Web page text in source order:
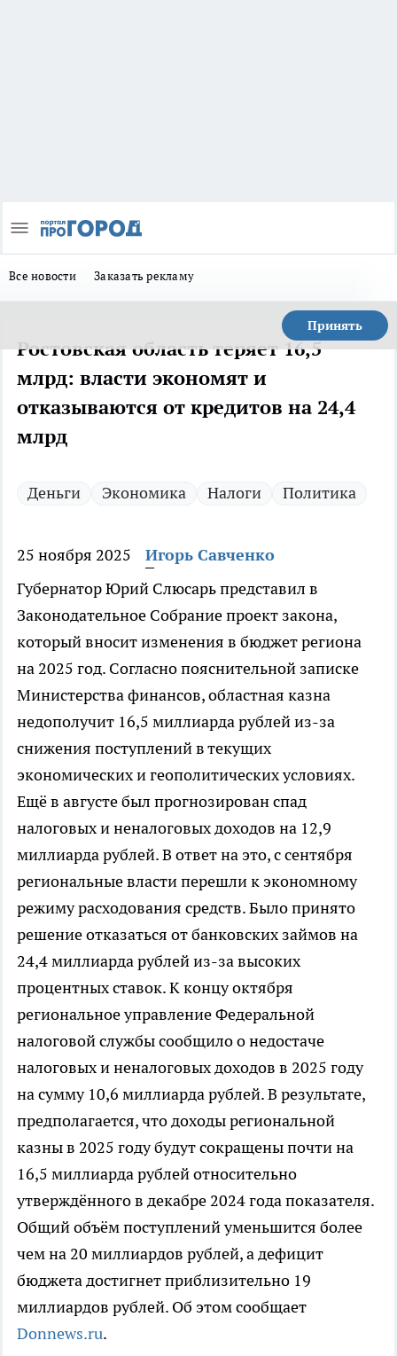
Все новости Заказать рекламу
Принять
Ростовская область теряет 16,5
млрд: власти экономят и
отказываются от кредитов на 24,4
млрд
Деньги Экономика Налоги Политика
25 ноября 2025
Игорь Савченко
Губернатор Юрий Слюсарь представил в
Законодательное Собрание проект закона,
который вносит изменения в бюджет региона
на 2025 год. Согласно пояснительной записке
Министерства финансов, областная казна
недополучит 16,5 миллиарда рублей из-за
снижения поступлений в текущих
экономических и геополитических условиях.
Ещё в августе был прогнозирован спад
налоговых и неналоговых доходов на 12,9
миллиарда рублей. В ответ на это, с сентября
региональные власти перешли к экономному
режиму расходования средств. Было принято
решение отказаться от банковских займов на
24,4 миллиарда рублей из-за высоких
процентных ставок. К концу октября
региональное управление Федеральной
налоговой службы сообщило о недостаче
налоговых и неналоговых доходов в 2025 году
на сумму 10,6 миллиарда рублей. В результате,
предполагается, что доходы региональной
казны в 2025 году будут сокращены почти на
16,5 миллиарда рублей относительно
утверждённого в декабре 2024 года показателя.
Общий объём поступлений уменьшится более
чем на 20 миллиардов рублей, а дефицит
бюджета достигнет приблизительно 19
миллиардов рублей. Об этом сообщает
Donnews.ru.